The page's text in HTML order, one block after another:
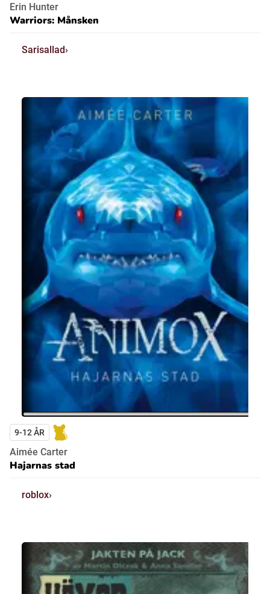
Erin Hunter
Warriors: Månsken
Sarisallad
9-12 ÅR
Aimée Carter
Hajarnas stad
roblox